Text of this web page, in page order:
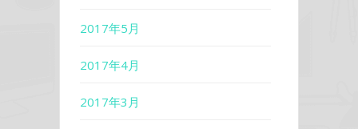
2017年5月
2017年4月
2017年3月